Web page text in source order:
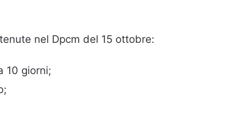
nel Dpcm del 15 ottobre:
10 giorni;